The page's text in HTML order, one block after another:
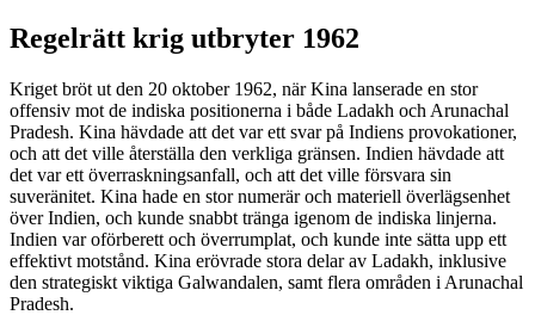
Regelrätt krig utbryter 1962
Kriget bröt ut den 20 oktober 1962, när Kina lanserade en stor
offensiv mot de indiska positionerna i både Ladakh och Arunachal
Pradesh. Kina hävdade att det var ett svar på Indiens provokationer,
och att det ville återställa den verkliga gränsen. Indien hävdade att
det var ett överraskningsanfall, och att det ville försvara sin
suveränitet. Kina hade en stor numerär och materiell överlägsenhet
över Indien, och kunde snabbt tränga igenom de indiska linjerna.
Indien var oförberett och överrumplat, och kunde inte sätta upp ett
effektivt motstånd. Kina erövrade stora delar av Ladakh, inklusive
den strategiskt viktiga Galwandalen, samt flera områden i Arunachal
Pradesh.